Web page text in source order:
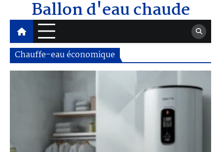
content
Ballon d'eau chaude
Chauffe-eau économique
5
Ballon d’eau chaude économique : Réduisez
votre facture d’énergie jusqu’à 30% !
1